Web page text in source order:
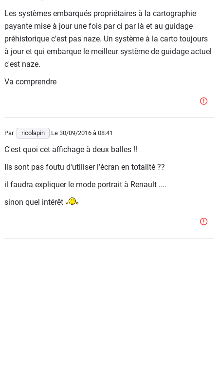
Les systèmes embarqués propriétaires à la cartographie
payante mise à jour une fois par ci par là et au guidage
préhistorique c'est pas naze. Un système à la carto toujours
à jour et qui embarque le meilleur système de guidage actuel
c'est naze.
Va comprendre
Par ricolapin Le 30/09/2016 à 08:41
C'est quoi cet affichage à deux balles !!
Ils sont pas foutu d'utiliser l’écran en totalité ??
il faudra expliquer le mode portrait à Renault ....
sinon quel intérêt